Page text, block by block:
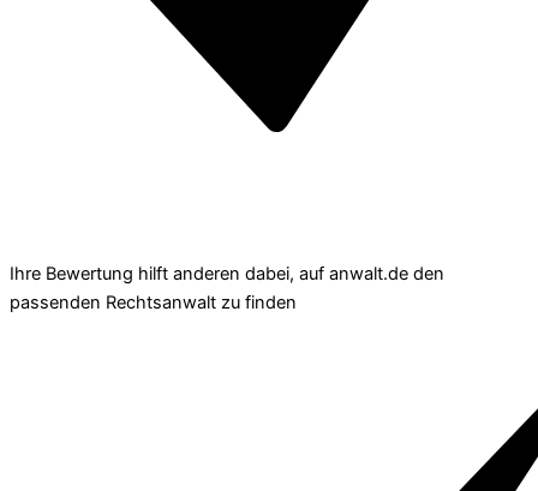
Ihre Bewertung hilft anderen dabei, auf anwalt.de den
passenden Rechtsanwalt zu finden